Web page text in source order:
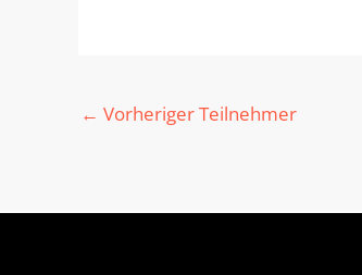
← Vorheriger Teilnehmer